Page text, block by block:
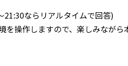
21:30ならリアルタイムで回答)
操作しますので、楽しみながら